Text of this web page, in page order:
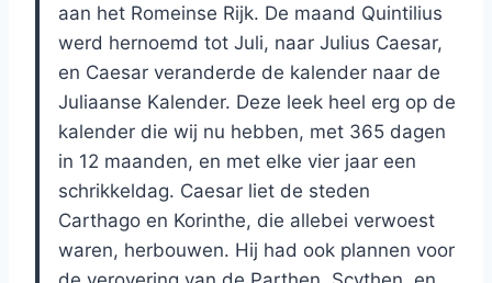
aan het Romeinse Rijk. De maand Quintilius
werd hernoemd tot Juli, naar Julius Caesar,
en Caesar veranderde de kalender naar de
Juliaanse Kalender. Deze leek heel erg op de
kalender die wij nu hebben, met 365 dagen
in 12 maanden, en met elke vier jaar een
schrikkeldag. Caesar liet de steden
Carthago en Korinthe, die allebei verwoest
waren, herbouwen. Hij had ook plannen voor